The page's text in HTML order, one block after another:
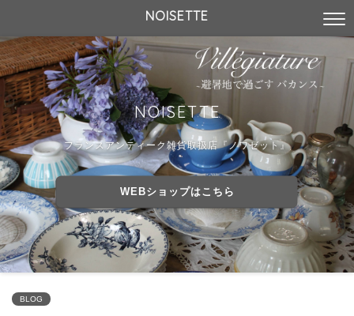
NOISETTE
NOISETTE
フランスアンティーク雑貨取扱店『ノワゼット』
WEBショップはこちら
BLOG